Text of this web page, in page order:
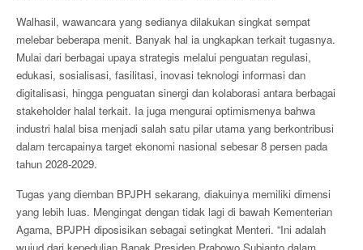
Walhasil, wawancara yang sedianya dilakukan singkat sempat
melebar beberapa menit. Banyak hal ia ungkapkan terkait tugasnya.
Mulai dari berbagai upaya strategis melalui penguatan regulasi,
edukasi, sosialisasi, fasilitasi, inovasi teknologi informasi dan
digitalisasi, hingga penguatan sinergi dan kolaborasi antara berbagai
stakeholder halal terkait. Ia juga mengurai optimismenya bahwa
industri halal bisa menjadi salah satu pilar utama yang berkontribusi
dalam tercapainya target ekonomi nasional sebesar 8 persen pada
tahun 2028-2029.
Tugas yang diemban BPJPH sekarang, diakuinya memiliki dimensi
yang lebih luas. Mengingat dengan tidak lagi di bawah Kementerian
Agama, BPJPH diposisikan sebagai setingkat Menteri. “Ini adalah